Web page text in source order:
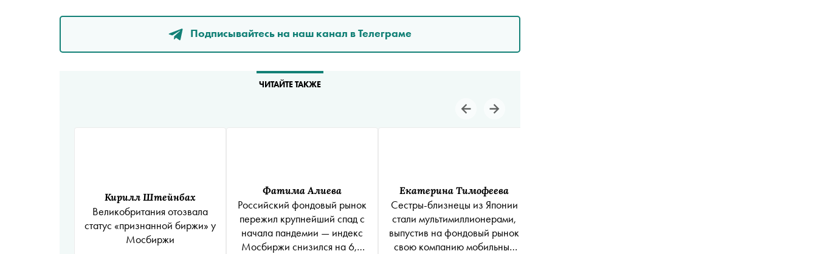
Подписывайтесь на наш канал в Телеграме
ЧИТАЙТЕ ТАКЖЕ
Кирилл Штейнбах
Великобритания отозвала
статус «признанной биржи» у
Мосбиржи
Фатима Алиева
Российский фондовый рынок
пережил крупнейший спад с
начала пандемии — индекс
Мосбиржи снизился на 6,5
Екатерина Тимофеева
Сестры-близнецы из Японии
стали мультимиллионерами,
выпустив на фондовый рынок
свою компанию мобильных